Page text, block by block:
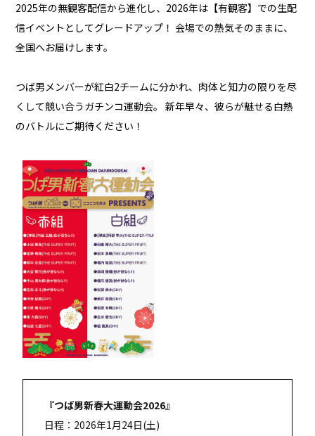
2025年の無観客配信から進化し、2026年は【有観客】での生配
信イベントとしてグレードアップ！ 会場での熱気そのままに、
全国へお届けします。
つば男メンバーが紅白2チームに分かれ、肉体と知力の限りを尽
くして競い合うガチンコ運動会。 新年早々、彼らが魅せる白熱
のバトルにご期待ください！
『つば男新春大運動会2026』
日程：2026年1月24日(土)